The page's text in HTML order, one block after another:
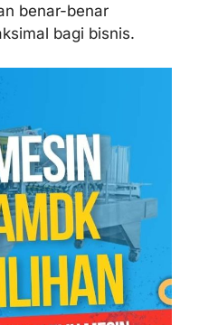
benar-benar
bagi bisnis.